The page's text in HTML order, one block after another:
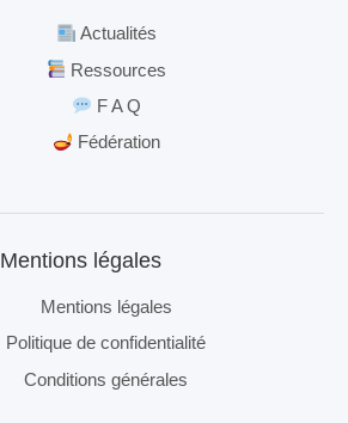
Actualités
Ressources
F A Q
Fédération
Mentions légales
Mentions légales
Politique de confidentialité
Conditions générales